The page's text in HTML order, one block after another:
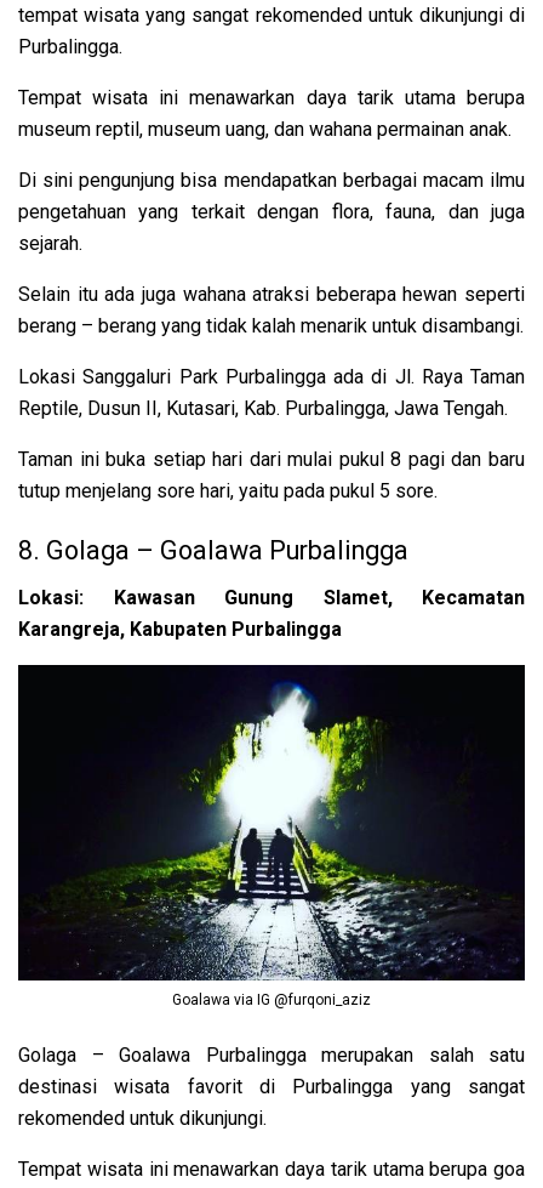
tempat wisata yang sangat rekomended untuk dikunjungi di
Purbalingga.
Tempat wisata ini menawarkan daya tarik utama berupa
museum reptil, museum uang, dan wahana permainan anak.
Di sini pengunjung bisa mendapatkan berbagai macam ilmu
pengetahuan yang terkait dengan flora, fauna, dan juga
sejarah.
Selain itu ada juga wahana atraksi beberapa hewan seperti
berang – berang yang tidak kalah menarik untuk disambangi.
Lokasi Sanggaluri Park Purbalingga ada di Jl. Raya Taman
Reptile, Dusun II, Kutasari, Kab. Purbalingga, Jawa Tengah.
Taman ini buka setiap hari dari mulai pukul 8 pagi dan baru
tutup menjelang sore hari, yaitu pada pukul 5 sore.
8. Golaga – Goalawa Purbalingga
Lokasi: Kawasan Gunung Slamet, Kecamatan
Karangreja, Kabupaten Purbalingga
Goalawa via IG @furqoni_aziz
Golaga – Goalawa Purbalingga merupakan salah satu
destinasi wisata favorit di Purbalingga yang sangat
rekomended untuk dikunjungi.
Tempat wisata ini menawarkan daya tarik utama berupa goa